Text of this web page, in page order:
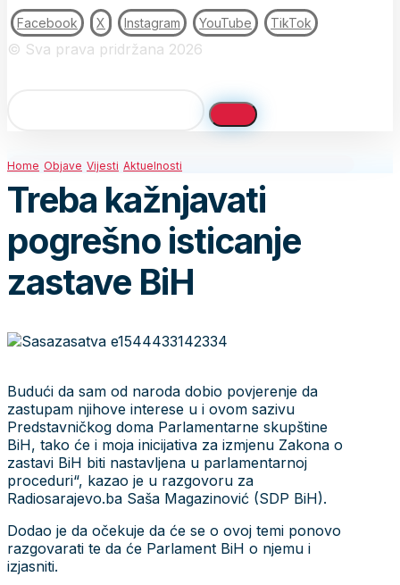
Facebook X Instagram YouTube TikTok
© Sva prava pridržana 2026
Home Objave Vijesti Aktuelnosti
Treba kažnjavati
pogrešno isticanje
zastave BiH
Budući da sam od naroda dobio povjerenje da
zastupam njihove interese u i ovom sazivu
Predstavničkog doma Parlamentarne skupštine
BiH, tako će i moja inicijativa za izmjenu Zakona o
zastavi BiH biti nastavljena u parlamentarnoj
proceduri“, kazao je u razgovoru za
Radiosarajevo.ba Saša Magazinović (SDP BiH).
Dodao je da očekuje da će se o ovoj temi ponovo
razgovarati te da će Parlament BiH o njemu i
izjasniti.